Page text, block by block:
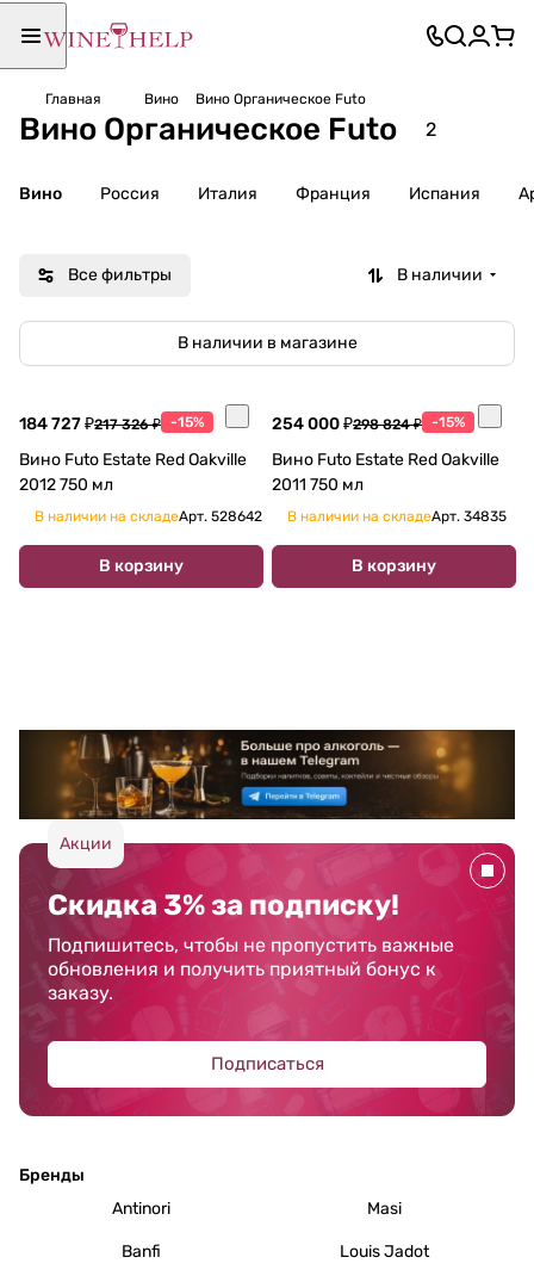
Главная Вино Вино Органическое Futo
Вино Органическое Futo 2
Вино Россия Италия Франция Испания
Все фильтры В наличии
В наличии в магазине
184 727 ₽217 326 ₽ -15%
Вино Futo Estate Red Oakville
2012 750 мл
В наличии на складеАрт. 528642
В корзину
254 000 ₽298 824 ₽ -15%
Вино Futo Estate Red Oakville
2011 750 мл
В наличии на складеАрт. 34835
В корзину
Акции
Скидка 3% за подписку!
Подпишитесь, чтобы не пропустить важные
обновления и получить приятный бонус к
заказу.
Подписаться
Бренды
Antinori
Masi
Banfi Louis Jadot